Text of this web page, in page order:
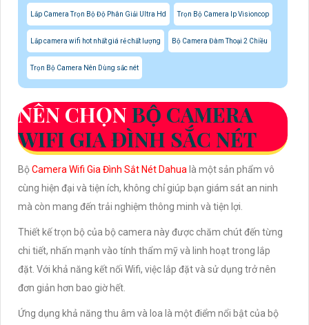
Lắp Camera Trọn Bộ Độ Phân Giải Ultra Hd Trọn Bộ Camera Ip Visioncop
Lắp camera wifi hot nhất giá rẻ chất lượng Bộ Camera Đàm Thoại 2 Chiều
Trọn Bộ Camera Nên Dùng sắc nét
NÊN CHỌNBỘ CAMERA
WIFI GIA ĐÌNH SẮC NÉT
BộCamera Wifi Gia Đình Sắt Nét Dahua là một sản phẩm vô
cùng hiện đại và tiện ích, không chỉ giúp bạn giám sát an ninh
mà còn mang đến trải nghiệm thông minh và tiện lợi.
Thiết kế trọn bộ của bộ camera này được chăm chút đến từng
chi tiết, nhấn mạnh vào tính thẩm mỹ và linh hoạt trong lắp
đặt. Với khả năng kết nối Wifi, việc lắp đặt và sử dụng trở nên
đơn giản hơn bao giờ hết.
Ứng dụng khả năng thu âm và loa là một điểm nổi bật của bộ